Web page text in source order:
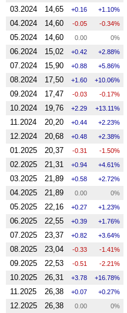
03.2024 14,65 0.16 1.10%
04.2024 14,60 -0.05 -0.34%
05.2024 14,60 0.00 0%
06.2024 15,02 0.42 2.88%
07.2024 15,90 0.88 5.86%
08.2024 17,50 1.60 10.06%
09.2024 17,47 -0.03 -0.17%
10.2024 19,76 2.29 13.11%
11.2024 20,20 0.44 2.23%
12.2024 20,68 0.48 2.38%
01.2025 20,37 -0.31 -1.50%
02.2025 21,31 0.94 4.61%
03.2025 21,89 0.58 2.72%
04.2025 21,89 0.00 0%
05.2025 22,16 0.27 1.23%
06.2025 22,55 0.39 1.76%
07.2025 23,37 0.82 3.64%
08.2025 23,04 -0.33 -1.41%
09.2025 22,53 -0.51 -2.21%
10.2025 26,31 3.78 16.78%
11.2025 26,38 0.07 0.27%
12.2025 26,38 0.00 0%